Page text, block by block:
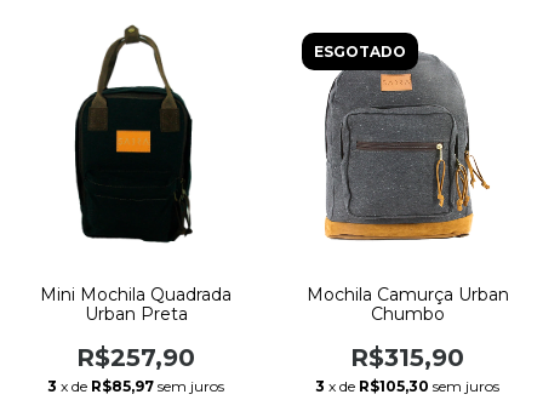
Mini Mochila Quadrada
Urban Preta
R$257,90
3 x de R$85,97 sem juros
ESGOTADO
Mochila Camurça Urban
Chumbo
R$315,90
3 x de R$105,30 sem juros